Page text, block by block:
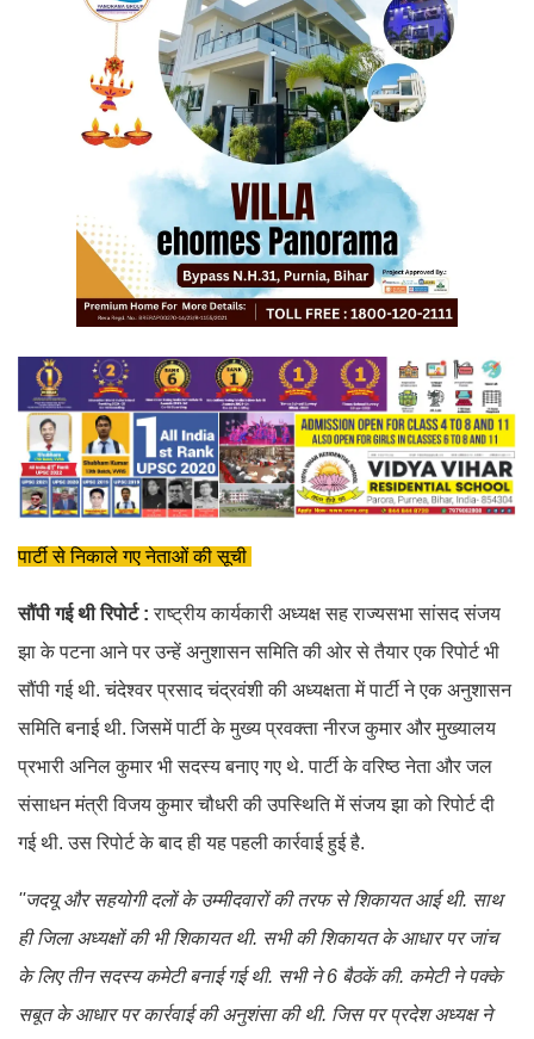
पार्टी से निकाले गए नेताओं की सूची
सौंपी गई थी रिपोर्ट : राष्ट्रीय कार्यकारी अध्यक्ष सह राज्यसभा सांसद संजय
झा के पटना आने पर उन्हें अनुशासन समिति की ओर से तैयार एक रिपोर्ट भी
सौंपी गई थी. चंदेश्वर प्रसाद चंद्रवंशी की अध्यक्षता में पार्टी ने एक अनुशासन
समिति बनाई थी. जिसमें पार्टी के मुख्य प्रवक्ता नीरज कुमार और मुख्यालय
प्रभारी अनिल कुमार भी सदस्य बनाए गए थे. पार्टी के वरिष्ठ नेता और जल
संसाधन मंत्री विजय कुमार चौधरी की उपस्थिति में संजय झा को रिपोर्ट दी
गई थी. उस रिपोर्ट के बाद ही यह पहली कार्रवाई हुई है.
''जदयू और सहयोगी दलों के उम्मीदवारों की तरफ से शिकायत आई थी. साथ
ही जिला अध्यक्षों की भी शिकायत थी. सभी की शिकायत के आधार पर जांच
के लिए तीन सदस्य कमेटी बनाई गई थी. सभी ने 6 बैठकें की. कमेटी ने पक्के
सबूत के आधार पर कार्रवाई की अनुशंसा की थी. जिस पर प्रदेश अध्यक्ष ने